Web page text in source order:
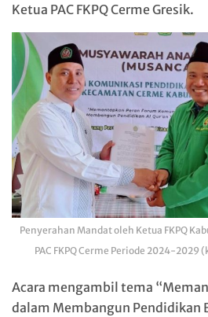
Ketua PAC FKPQ Cerme Gresik.
Penyerahan Mandat oleh Ketua FKPQ
PAC FKPQ Cerme Periode 2024-
Acara mengambil tema
dalam Membangun Pendidikan